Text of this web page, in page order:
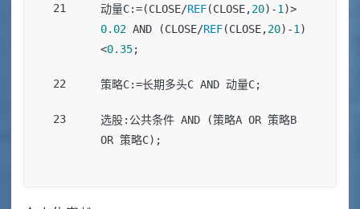
动量C:=(CLOSE/REF(CLOSE,20)-1 )>
0.02 AND (CLOSE/REF(CLOSE,20)-1 )
<0.35;
策略C:=长期多头C AND 动量C;
选股:公共条件 AND (策略A OR 策略B
OR 策略C);